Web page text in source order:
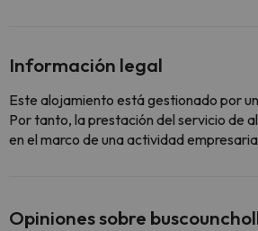
Información legal
Este alojamiento está gestionado por
Por tanto, la prestación del servicio de
en el marco de una actividad
Opiniones sobre